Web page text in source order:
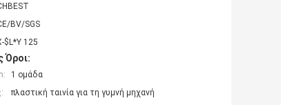
BV/SGS
$L*Y 125
Όροι:
1 ομάδα
πλαστική ταινία για τη γυμνή μηχανή